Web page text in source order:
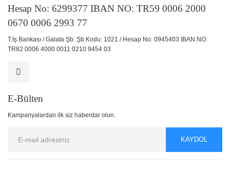
Hesap No: 6299377 IBAN NO: TR59 0006 2000
0670 0006 2993 77
T.İş Bankası / Galata Şb. Şb.Kodu: 1021 / Hesap No: 0945403 IBAN NO:
TR82 0006 4000 0011 0210 9454 03
E-Bülten
Kampanyalardan ilk siz haberdar olun.
KAYDOL